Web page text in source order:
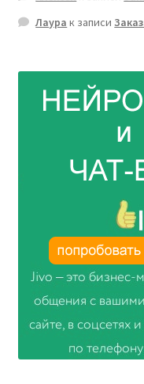
Лаура к записи